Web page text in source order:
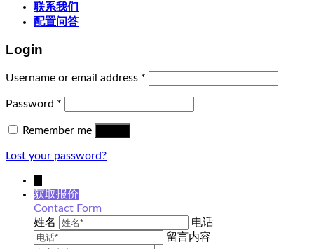
联系我们
配置问答
Login
Username or email address *
Password *
Remember me
Lost your password?
获取报价
Contact Form
姓名
电话
留言内容